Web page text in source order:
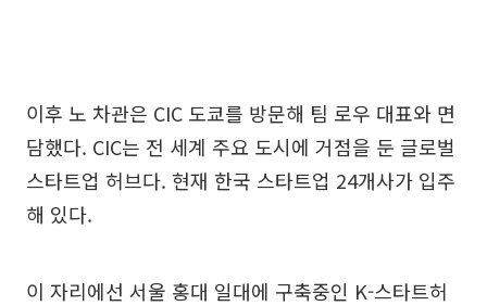
이후 노 차관은 CIC 도쿄를 방문해 팀 로우 대표와 면
담했다. CIC는 전 세계 주요 도시에 거점을 둔 글로벌
스타트업 허브다. 현재 한국 스타트업 24개사가 입주
해 있다.
이 자리에선 서울 홍대 일대에 구축중인 K-스타트허